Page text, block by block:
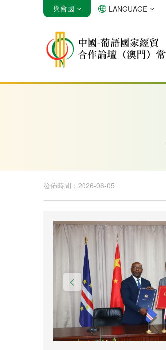
安哥拉 巴西
與會國 LANGUAGE
發佈時間：2026-06-05